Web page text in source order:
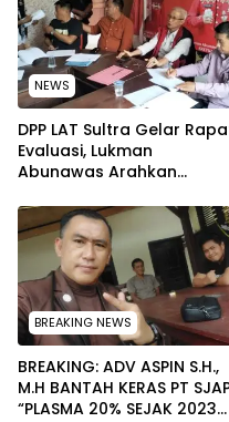
NEWS
‎DPP LAT Sultra Gelar
Evaluasi, Lukman
Abunawas Arahkan
Secara Rutin dan
Menyeluruh
BREAKING NEWS
BREAKING: ADV ASPIN S.H.,
M.H BANTAH KERAS PT
“PLASMA 20% SEJAK 2023